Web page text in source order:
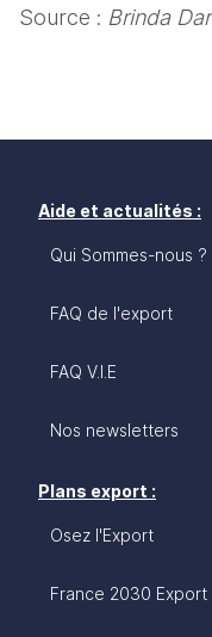
Source : Brinda
Aide et actualités :
Qui Sommes-nous ?
FAQ de l'export
FAQ V.I.E
Nos newsletters
Plans export :
Osez l'Export
France 2030 Export